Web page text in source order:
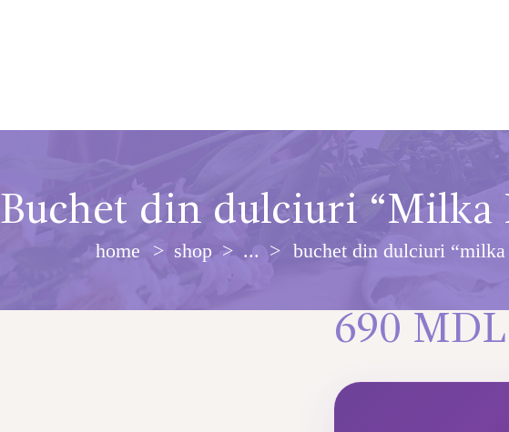
Buchet din dulciuri “Milka
home shop ... buchet din dulciuri “milka
690 MDL